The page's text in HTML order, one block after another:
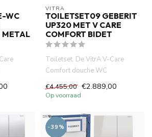
WC
METAL
VITRA
TOILETSET09 GEBERIT
UP320 MET V CARE
COMFORT BIDET
Toiletset. De VitrA V-Care
Comfort douche WC
combineert hig-tech
technologie, co...
€4.455,00 €2.889,00
Op voorraad
-39%